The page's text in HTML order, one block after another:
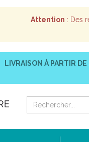
Attention : Des
LIVRAISON À PARTIR DE